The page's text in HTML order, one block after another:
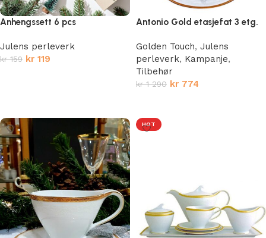
Anhengssett 6 pcs
Julens perleverk
kr159 kr 119
Antonio Gold etasjefat 3 etg.
Golden Touch, Julens
perleverk, Kampanje,
Tilbehør
kr1 290 kr 774
HOT